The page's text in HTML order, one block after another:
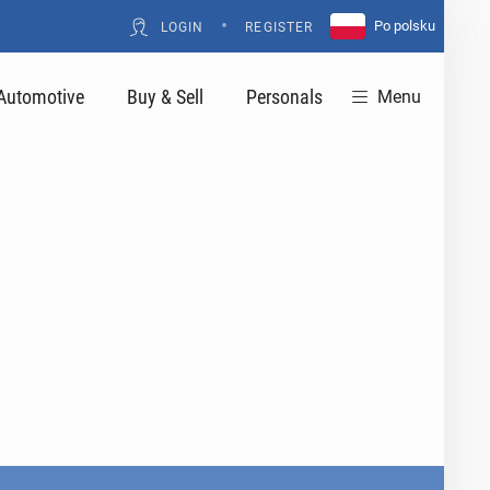
LOGIN • REGISTER Po polsku
Buy & Sell Personals Menu